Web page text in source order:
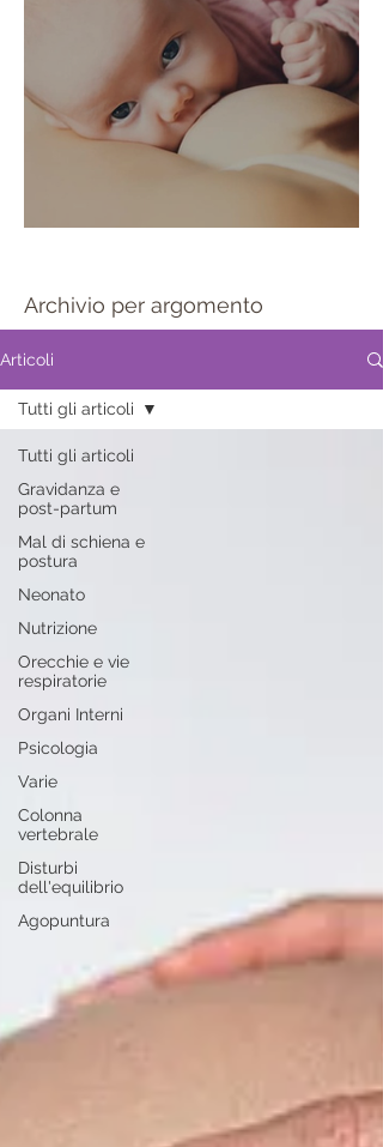
Archivio per argomento
Articoli
Tutti gli articoli
Gravidanza e
post-partum
Mal di schiena e
postura
Neonato
Nutrizione
Orecchie e vie
respiratorie
Organi Interni
Psicologia
Varie
Colonna
vertebrale
Disturbi
dell'equilibrio
Agopuntura
Tutti gli articoli